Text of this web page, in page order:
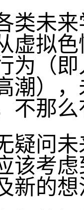
类未
虚拟
为（
潮）
不那
疑问
该考
新的想